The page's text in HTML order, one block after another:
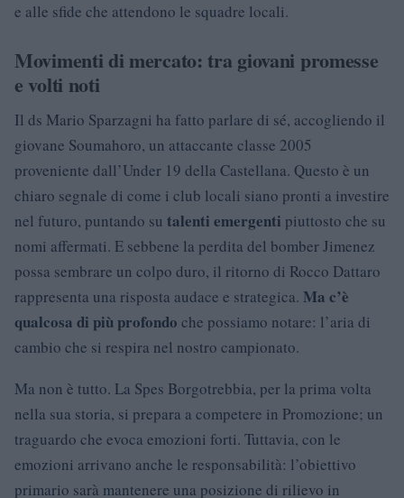
e alle sfide che attendono le squadre locali.
Movimenti di mercato: tra giovani promesse
e volti noti
Il ds Mario Sparzagni ha fatto parlare di sé, accogliendo il
giovane Soumahoro, un attaccante classe 2005
proveniente dall’Under 19 della Castellana. Questo è un
chiaro segnale di come i club locali siano pronti a investire
nel futuro, puntando su talenti emergenti piuttosto che su
nomi affermati. E sebbene la perdita del bomber Jimenez
possa sembrare un colpo duro, il ritorno di Rocco Dattaro
rappresenta una risposta audace e strategica. Ma c’è
qualcosa di più profondo che possiamo notare: l’aria di
cambio che si respira nel nostro campionato.
Ma non è tutto. La Spes Borgotrebbia, per la prima volta
nella sua storia, si prepara a competere in Promozione; un
traguardo che evoca emozioni forti. Tuttavia, con le
emozioni arrivano anche le responsabilità: l’obiettivo
primario sarà mantenere una posizione di rilievo in